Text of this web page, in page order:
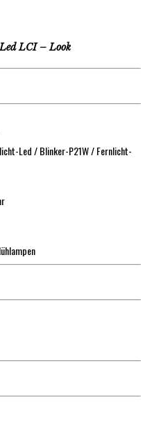
LCI – Look
Led / Blinker-P21W / Fernlicht-